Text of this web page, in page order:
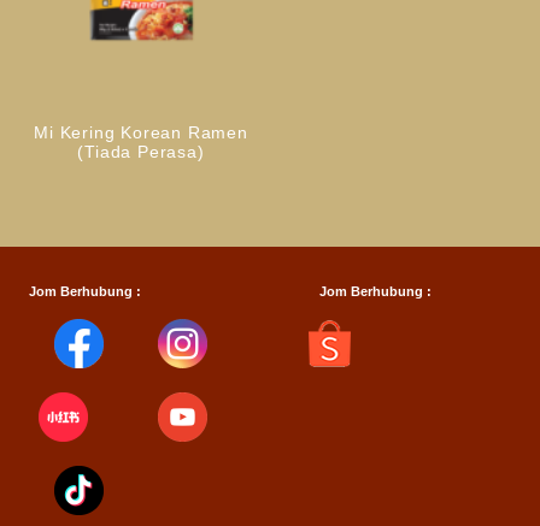
Mi Kering Korean Ramen
(Tiada Perasa)
Jom Berhubung : Jom Berhubung :